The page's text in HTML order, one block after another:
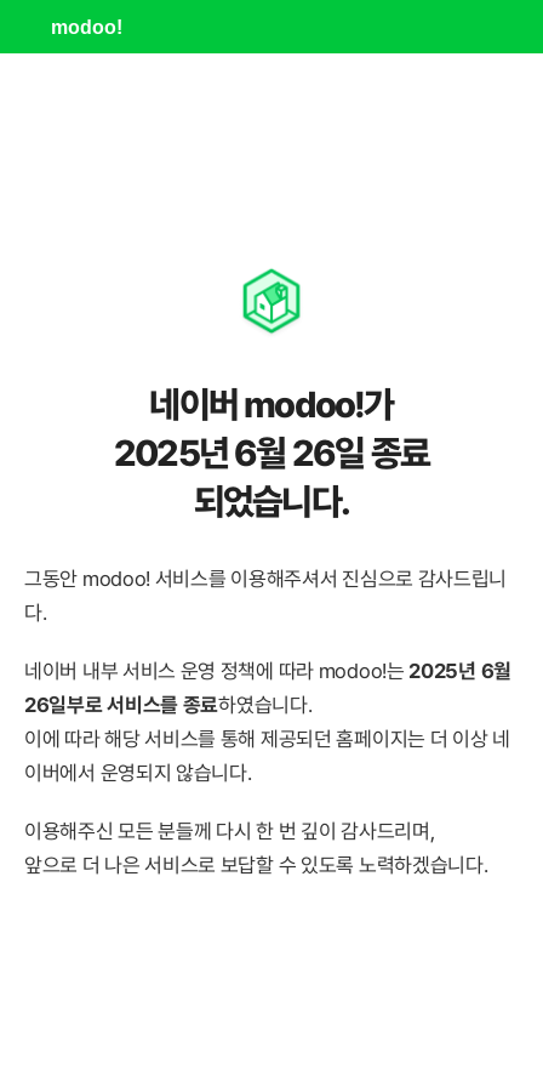
modoo!
네이버 modoo!가
2025년 6월 26일 종료
되었습니다.
그동안 modoo! 서비스를 이용해주셔서 진심으로 감사드립니
다.
네이버 내부 서비스 운영 정책에 따라 modoo!는 2025년 6월
26일부로 서비스를 종료하였습니다.
이에 따라 해당 서비스를 통해 제공되던 홈페이지는 더 이상 네
이버에서 운영되지 않습니다.
이용해주신 모든 분들께 다시 한 번 깊이 감사드리며,
앞으로 더 나은 서비스로 보답할 수 있도록 노력하겠습니다.